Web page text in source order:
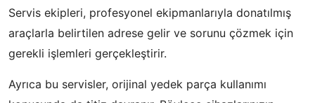
Servis ekipleri, profesyonel ekipmanlarıyla donatılmış
araçlarla belirtilen adrese gelir ve sorunu çözmek için
gerekli işlemleri gerçekleştirir.
Ayrıca bu servisler, orijinal yedek parça kullanımı